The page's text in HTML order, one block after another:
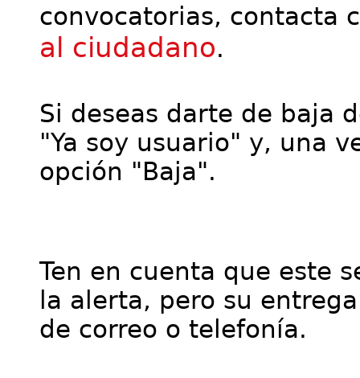
convocatorias, contacta
al ciudadano.
Si deseas darte de baja
"Ya soy usuario" y, una
opción "Baja".
Ten en cuenta que este
la alerta, pero su
de correo o telefonía.